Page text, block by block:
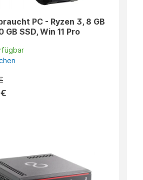
PC - Ryzen 3, 8 GB
GB SSD, Win 11 Pro